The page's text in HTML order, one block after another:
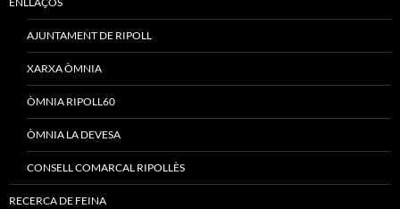
AJUNTAMENT DE RIPOLL
XARXA ÒMNIA
ÒMNIA RIPOLL60
ÒMNIA LA DEVESA
CONSELL COMARCAL RIPOLLÈS
RECERCA DE FEINA